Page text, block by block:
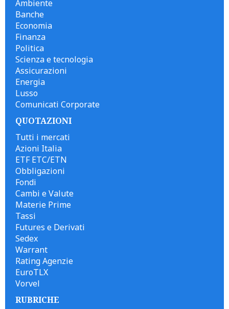
Ambiente
Banche
Economia
Finanza
Politica
Scienza e tecnologia
Assicurazioni
Energia
Lusso
Comunicati Corporate
QUOTAZIONI
Tutti i mercati
Azioni Italia
ETF ETC/ETN
Obbligazioni
Fondi
Cambi e Valute
Materie Prime
Tassi
Futures e Derivati
Sedex
Warrant
Rating Agenzie
EuroTLX
Vorvel
RUBRICHE